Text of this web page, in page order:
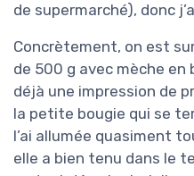
de supermarché), donc
Concrètement, on est
de 500 g avec mèche
déjà une impression de
la petite bougie qui se
l’ai allumée quasiment
elle a bien tenu dans le